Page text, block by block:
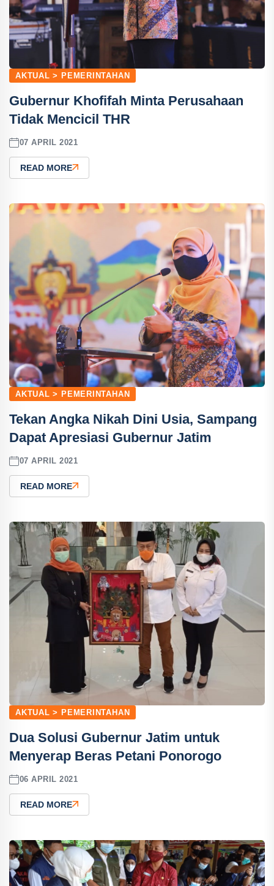
AKTUAL > PEMERINTAHAN
Gubernur Khofifah Minta Perusahaan
Tidak Mencicil THR
07 APRIL 2021
READ MORE
AKTUAL > PEMERINTAHAN
Tekan Angka Nikah Dini Usia, Sampang
Dapat Apresiasi Gubernur Jatim
07 APRIL 2021
READ MORE
AKTUAL > PEMERINTAHAN
Dua Solusi Gubernur Jatim untuk
Menyerap Beras Petani Ponorogo
06 APRIL 2021
READ MORE